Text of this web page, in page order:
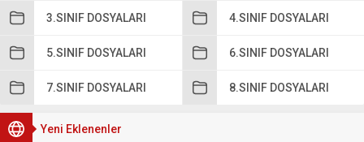
3.SINIF DOSYALARI 4.SINIF DOSYALARI
5.SINIF DOSYALARI 6.SINIF DOSYALARI
7.SINIF DOSYALARI 8.SINIF DOSYALARI
Yeni Eklenenler